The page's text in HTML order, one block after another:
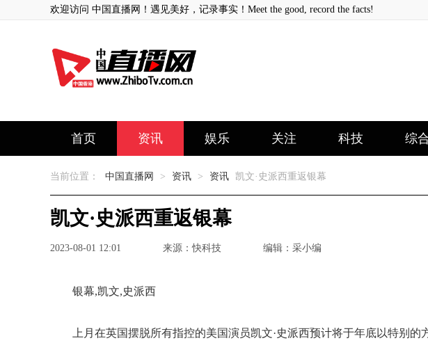
欢迎访问 中国直播网！遇见美好，记录事实！Meet the good, record the facts!
首页 资讯 娱乐 关注 科技 综
当前位置： 中国直播网 > 资讯 > 资讯 凯文·史派西重返银幕
凯文·史派西重返银幕
2023-08-01 12:01 来源：快科技 编辑：采小编
银幕,凯文,史派西
上月在英国摆脱所有指控的美国演员凯文·史派西预计将于年底以特别